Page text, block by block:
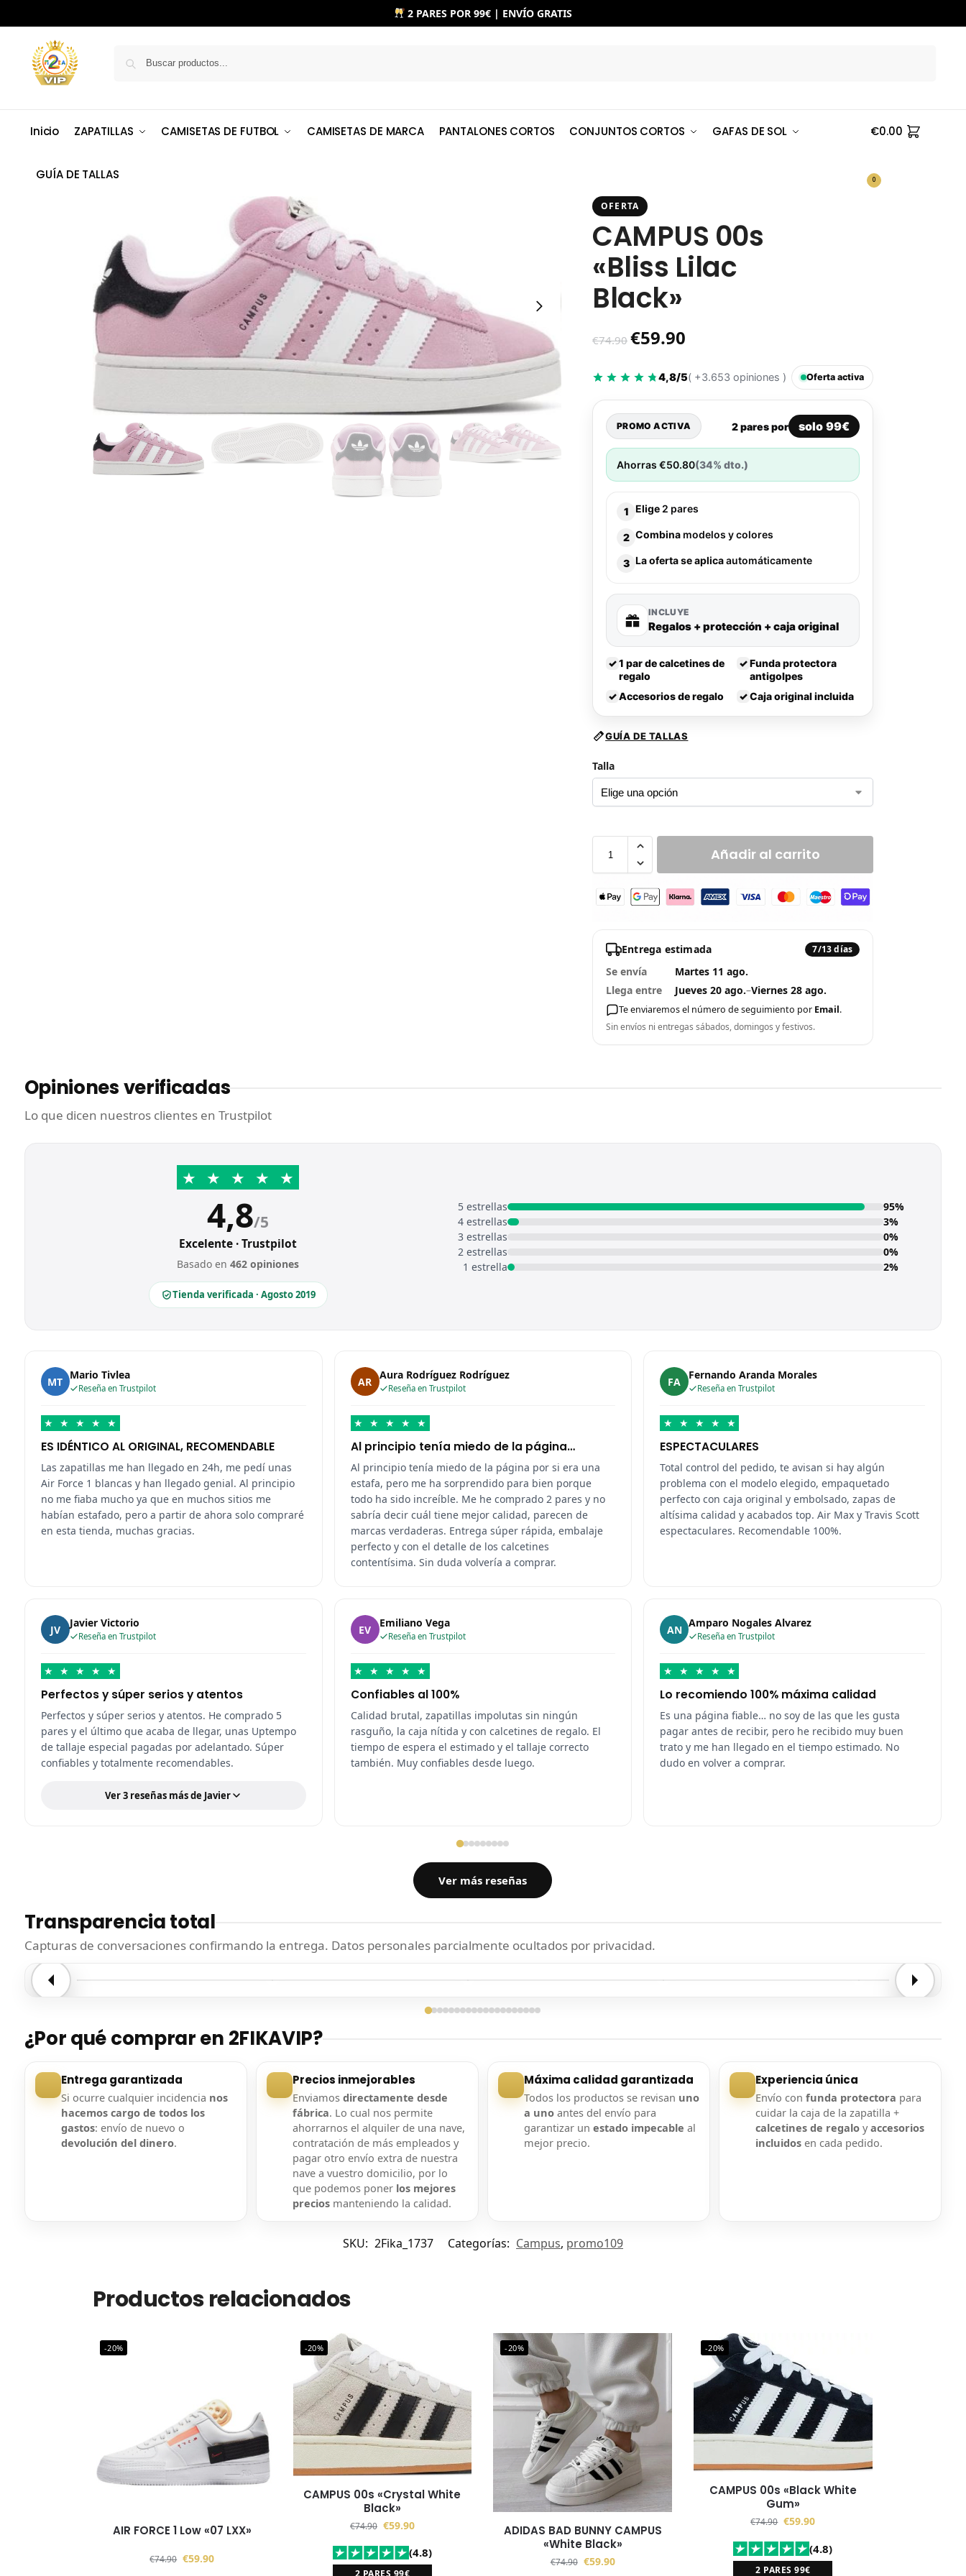
2 PARES POR 99€ | ENVÍO GRATIS
Inicio ZAPATILLAS CAMISETAS DE FUTBOL CAMISETAS DE MARCA PANTALONES CORTOS CONJUNTOS CORTOS GAFAS DE SOL
GUÍA DE TALLAS
€0.00
0
OFERTA
CAMPUS 00s
«Bliss Lilac
Black»
€74.90 €59.90
4,8/5( +3.653 opiniones ) Oferta activa
PROMO ACTIVA 2 pares por solo 99€
Ahorras€50.80(34% dto.)
1 Elige 2 pares
2 Combina modelos y colores
3 La oferta se aplicaautomáticamente
INCLUYE
Regalos + protección + caja original
✓1 par de calcetines de
regalo
✓ Funda protectora
antigolpes
✓Accesorios de regalo ✓ Caja original incluida
GUÍA DE TALLAS
Talla
Añadir al carrito
Entrega estimada 7/13 días
Se envía
Martes 11 ago.
Llega entre
Jueves 20 ago.–Viernes 28 ago.
Te enviaremos el número de seguimiento por Email.
Sin envíos ni entregas sábados, domingos y festivos.
Opiniones verificadas
Lo que dicen nuestros clientes en Trustpilot
★ ★ ★ ★ ★
4,8/5
Excelente · Trustpilot
Basado en462 opiniones
Tienda verificada · Agosto 2019
5 estrellas
95%
4 estrellas
3%
3 estrellas
0%
2 estrellas
0%
1 estrella
2%
MT Mario Tivlea
Reseña en Trustpilot
★ ★ ★ ★ ★
ES IDÉNTICO AL ORIGINAL, RECOMENDABLE
Las zapatillas me han llegado en 24h, me pedí unas
Air Force 1 blancas y han llegado genial. Al principio
no me fiaba mucho ya que en muchos sitios me
habían estafado, pero a partir de ahora solo compraré
en esta tienda, muchas gracias.
AR Aura Rodríguez Rodríguez
Reseña en Trustpilot
★ ★ ★ ★ ★
Al principio tenía miedo de la página…
Al principio tenía miedo de la página por si era una
estafa, pero me ha sorprendido para bien porque
todo ha sido increíble. Me he comprado 2 pares y no
sabría decir cuál tiene mejor calidad, parecen de
marcas verdaderas. Entrega súper rápida, embalaje
perfecto y con el detalle de los calcetines
contentísima. Sin duda volvería a comprar.
FA Fernando Aranda Morales
Reseña en Trustpilot
★ ★ ★ ★ ★
ESPECTACULARES
Total control del pedido, te avisan si hay algún
problema con el modelo elegido, empaquetado
perfecto con caja original y embolsado, zapas de
altísima calidad y acabados top. Air Max y Travis Scott
espectaculares. Recomendable 100%.
JV Javier Victorio
Reseña en Trustpilot
★ ★ ★ ★ ★
Perfectos y súper serios y atentos
Perfectos y súper serios y atentos. He comprado 5
pares y el último que acaba de llegar, unas Uptempo
de tallaje especial pagadas por adelantado. Súper
confiables y totalmente recomendables.
Ver 3 reseñas más de Javier
EV Emiliano Vega
Reseña en Trustpilot
★ ★ ★ ★ ★
Confiables al 100%
Calidad brutal, zapatillas impolutas sin ningún
rasguño, la caja nítida y con calcetines de regalo. El
tiempo de espera el estimado y el tallaje correcto
también. Muy confiables desde luego.
AN Amparo Nogales Alvarez
Reseña en Trustpilot
★ ★ ★ ★ ★
Lo recomiendo 100% máxima calidad
Es una página fiable… no soy de las que les gusta
pagar antes de recibir, pero he recibido muy buen
trato y me han llegado en el tiempo estimado. No
dudo en volver a comprar.
Ver más reseñas
Transparencia total
Capturas de conversaciones confirmando la entrega. Datos personales parcialmente ocultados por privacidad.
Entrega confirmada
¿Por qué comprar en 2FIKAVIP?
Entrega garantizada
Si ocurre cualquier incidencia nos
hacemos cargo de todos los
gastos: envío de nuevo o
devolución del dinero.
Precios inmejorables
Enviamos directamente desde
fábrica. Lo cual nos permite
ahorrarnos el alquiler de una nave,
contratación de más empleados y
pagar otro envío extra de nuestra
nave a vuestro domicilio, por lo
que podemos poner los mejores
preciosmanteniendo la calidad.
Máxima calidad garantizada
Todos los productos se revisan uno
a unoantes del envío para
garantizar un estado impecable al
mejor precio.
Experiencia única
Envío confunda protectora para
cuidar la caja de la zapatilla +
calcetines de regalo yaccesorios
incluidos en cada pedido.
SKU: 2Fika_1737 Categorías: Campus, promo109
Productos relacionados
-20%
AIR FORCE 1 Low «07 LXX»
€74.90 €59.90
-20%
CAMPUS 00s «Crystal White
Black»
€74.90 €59.90
(4.8)
-20%
ADIDAS BAD BUNNY CAMPUS
«White Black»
€74.90 €59.90
-20%
CAMPUS 00s «Black White
Gum»
€74.90 €59.90
(4.8)
2 PARES 99€